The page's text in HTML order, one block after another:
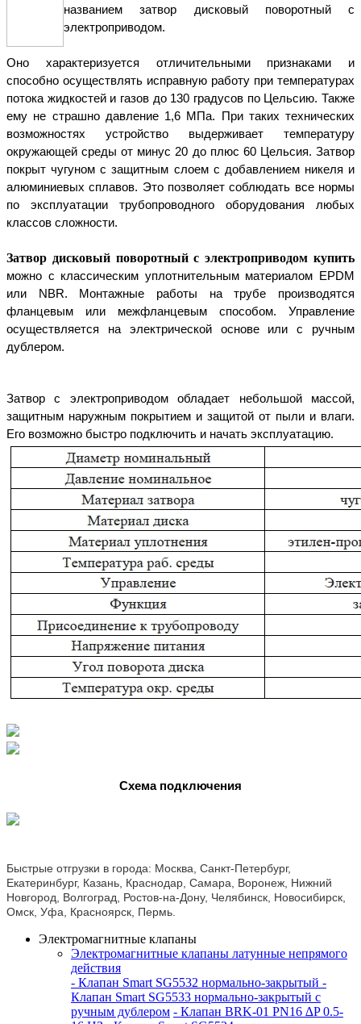
названием затвор дисковый поворотный с
электроприводом.
Оно характеризуется отличительными признаками и
способно осуществлять исправную работу при температурах
потока жидкостей и газов до 130 градусов по Цельсию. Также
ему не страшно давление 1,6 МПа. При таких технических
возможностях устройство выдерживает температуру
окружающей среды от минус 20 до плюс 60 Цельсия. Затвор
покрыт чугуном с защитным слоем с добавлением никеля и
алюминиевых сплавов. Это позволяет соблюдать все нормы
по эксплуатации трубопроводного оборудования любых
классов сложности.
Затвор дисковый поворотный с электроприводом купить
можно с классическим уплотнительным материалом EPDM
или NBR. Монтажные работы на трубе производятся
фланцевым или межфланцевым способом. Управление
осуществляется на электрической основе или с ручным
дублером.
Затвор с электроприводом обладает небольшой массой,
защитным наружным покрытием и защитой от пыли и влаги.
Его возможно быстро подключить и начать эксплуатацию.
Схема подключения
Быстрые отгрузки в города: Москва, Санкт-Петербург,
Екатеринбург, Казань, Краснодар, Самара, Воронеж, Нижний
Новгород, Волгоград, Ростов-на-Дону, Челябинск, Новосибирск,
Омск, Уфа, Красноярск, Пермь.
Электромагнитные клапаны
Электромагнитные клапаны латунные непрямого
действия
- Клапан Smart SG5532 нормально-закрытый -
Клапан Smart SG5533 нормально-закрытый с
ручным дублером - Клапан BRK-01 PN16 ∆P 0.5-